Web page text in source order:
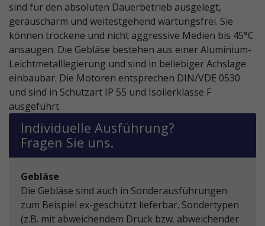
sind für den absoluten Dauerbetrieb ausgelegt,
geräuscharm und weitestgehend wartungsfrei. Sie
können trockene und nicht aggressive Medien bis 45°C
ansaugen. Die Gebläse bestehen aus einer Aluminium-
Leichtmetalllegierung und sind in beliebiger Achslage
einbaubar. Die Motoren entsprechen DIN/VDE 0530
und sind in Schutzart IP 55 und Isolierklasse F
ausgeführt.
Individuelle Ausführung?
Fragen Sie uns.
Gebläse
Die Gebläse sind auch in Sonder­ausführungen
zum Beispiel ex-geschützt lieferbar. Sondertypen
(z.B. mit abweichendem Druck bzw. abweichender